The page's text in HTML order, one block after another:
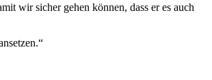
wir sicher gehen können, dass er es auch